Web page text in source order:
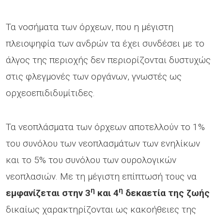
Τα νοσήματα των όρχεων, που η μέγιστη
πλειοψηφία των ανδρών τα έχει συνδέσει με το
άλγος της περιοχής δεν περιορίζονται δυστυχώς
στις φλεγμονές των οργάνων, γνωστές ως
ορχεοεπιδιδυμίτιδες.
Τα νεοπλάσματα των όρχεων αποτελλούν το 1%
του συνόλου των νεοπλασμάτων των ενηλίκων
και το 5% του συνόλου των ουρολογικών
νεοπλασιών. Mε τη μέγιστη επίπτωσή τους να
εμφανίζεται στην 3η και 4η δεκαετία της ζωής
δικαίως χαρακτηρίζονται ως κακοήθειες της